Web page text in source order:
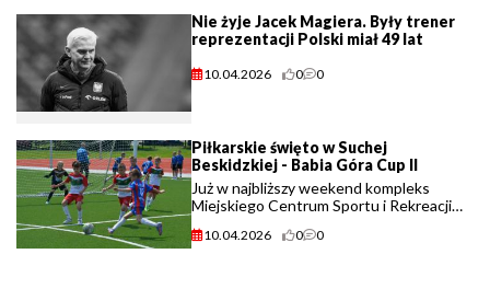
2026”, (...)
Nie żyje Jacek Magiera. Były trener
reprezentacji Polski miał 49 lat
10.04.2026 0 0
Piłkarskie święto w Suchej
Beskidzkiej - Babia Góra Cup II
Już w najbliższy weekend kompleks
Miejskiego Centrum Sportu i Rekreacji
sportowym życiem. W dniach 11-12
10.04.2026 0 0